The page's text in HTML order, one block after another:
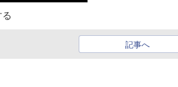
記事へ